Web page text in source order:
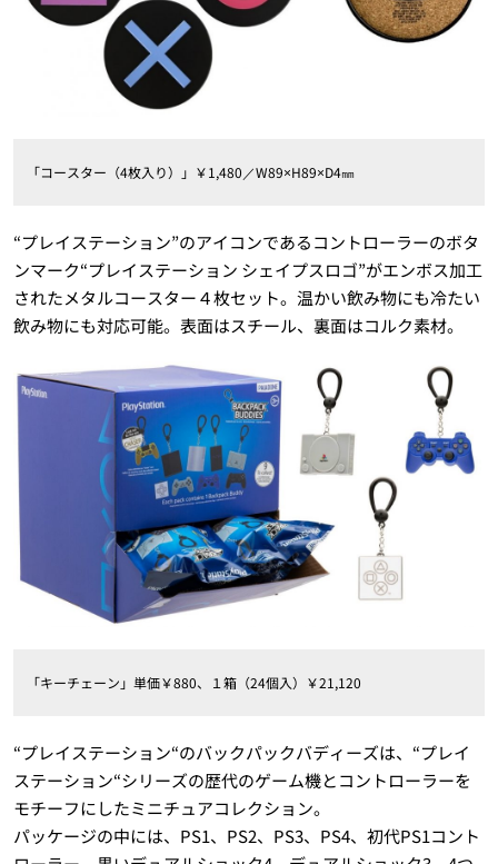
「コースター（4枚入り）」￥1,480／W89×H89×D4㎜
“プレイステーション”のアイコンであるコントローラーのボタ
ンマーク“プレイステーション シェイプスロゴ”がエンボス加工
されたメタルコースター４枚セット。温かい飲み物にも冷たい
飲み物にも対応可能。表面はスチール、裏面はコルク素材。
「キーチェーン」単価￥880、１箱（24個入）￥21,120
“プレイステーション“のバックパックバディーズは、“プレイ
ステーション“シリーズの歴代のゲーム機とコントローラーを
モチーフにしたミニチュアコレクション。
パッケージの中には、PS1、PS2、PS3、PS4、初代PS1コント